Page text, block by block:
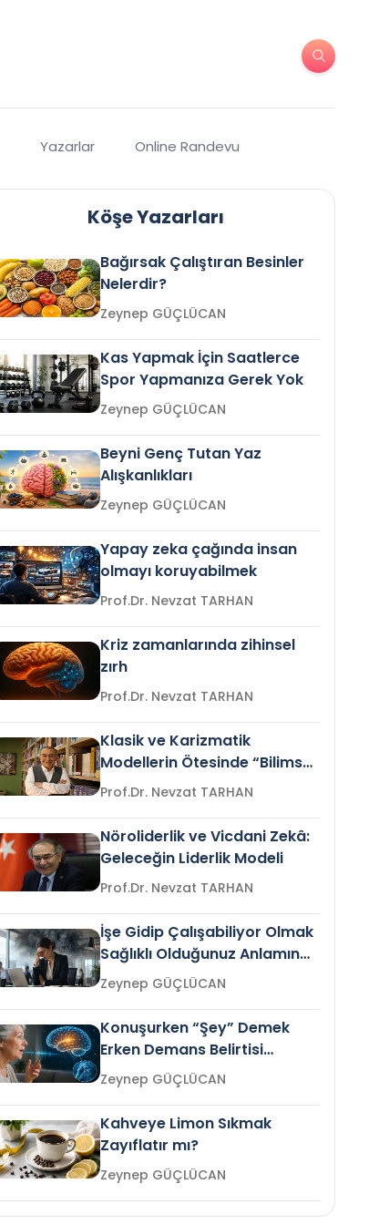
Yazarlar Online Randevu
Köşe Yazarları
Bağırsak Çalıştıran Besinler
Nelerdir?
Zeynep GÜÇLÜCAN
Kas Yapmak İçin Saatlerce
Spor Yapmanıza Gerek Yok
Zeynep GÜÇLÜCAN
Beyni Genç Tutan Yaz
Alışkanlıkları
Zeynep GÜÇLÜCAN
Yapay zeka çağında insan
olmayı koruyabilmek
Prof.Dr. Nevzat TARHAN
Kriz zamanlarında zihinsel
zırh
Prof.Dr. Nevzat TARHAN
Klasik ve Karizmatik
Modellerin Ötesinde “Bilimsel
Liderlik”
Prof.Dr. Nevzat TARHAN
Nöroliderlik ve Vicdani Zekâ:
Geleceğin Liderlik Modeli
Prof.Dr. Nevzat TARHAN
İşe Gidip Çalışabiliyor Olmak
Sağlıklı Olduğunuz Anlamına
Gelir mi?Zeynep GÜÇLÜCAN
Konuşurken “Şey” Demek
Erken Demans Belirtisi
Olabilir mi?Zeynep GÜÇLÜCAN
Kahveye Limon Sıkmak
Zayıflatır mı?
Zeynep GÜÇLÜCAN